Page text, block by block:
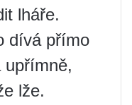
lháře.
dívá přímo
lže.